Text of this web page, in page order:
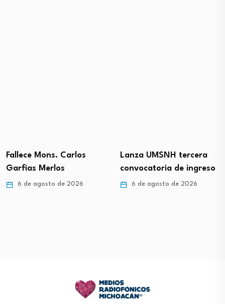
Fallece Mons. Carlos
Garfias Merlos
6 de agosto de 2026
Lanza UMSNH tercera
convocatoria de ingreso
6 de agosto de 2026